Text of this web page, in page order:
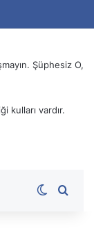
Şüphesiz O,
kulları vardır.
Dış